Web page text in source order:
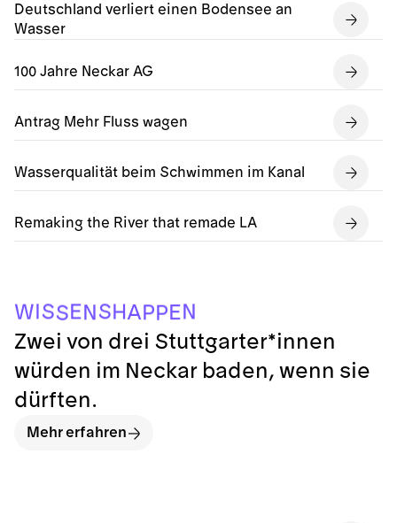
Deutschland verliert einen Bodensee an
Wasser
100 Jahre Neckar AG
Antrag Mehr Fluss wagen
Wasserqualität beim Schwimmen im Kanal
Remaking the River that remade LA
WISSEN SHAPP EN
Zwei von drei Stuttgarter*innen
würden im Neckar baden, wenn sie
dürften.
Mehr erfahren